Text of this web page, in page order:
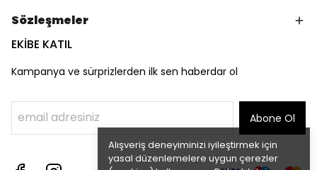
Alışveriş deneyiminizi iyileştirmek için
yasal düzenlemelere uygun çerezler
Sözleşmeler
EKİBE KATIL
Kampanya ve sürprizlerden ilk sen haberdar ol
Abone Ol